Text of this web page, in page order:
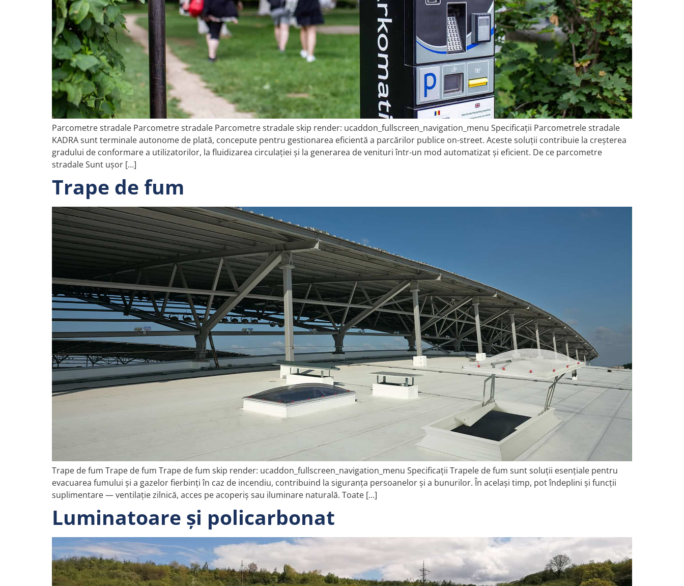
Parcometre stradale Parcometre stradale Parcometre stradale skip render: ucaddon_fullscreen_navigation_menu Specificații Parcometrele stradale
KADRA sunt terminale autonome de plată, concepute pentru gestionarea eficientă a parcărilor publice on-street. Aceste soluții contribuie la creșterea
gradului de conformare a utilizatorilor, la fluidizarea circulației și la generarea de venituri într-un mod automatizat și eficient. De ce parcometre
stradale Sunt ușor […]
Trape de fum
Trape de fum Trape de fum Trape de fum skip render: ucaddon_fullscreen_navigation_menu Specificații Trapele de fum sunt soluții esențiale pentru
evacuarea fumului și a gazelor fierbinți în caz de incendiu, contribuind la siguranța persoanelor și a bunurilor. În același timp, pot îndeplini și funcții
suplimentare — ventilație zilnică, acces pe acoperiș sau iluminare naturală. Toate […]
Luminatoare și policarbonat